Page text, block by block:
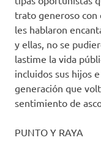
trato generoso con
les hablaron
y ellas, no se
lastime la vida
incluidos sus hijos
generación que
sentimiento de
PUNTO Y RAYA